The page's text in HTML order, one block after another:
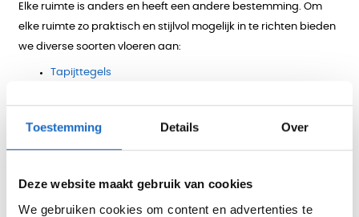
Toestemming Details Over
Deze website maakt gebruik van cookies
We gebruiken cookies om content en advertenties te
Elke ruimte is anders en heeft een andere bestemming. Om
elke ruimte zo praktisch en stijlvol mogelijk in te richten bieden
we diverse soorten vloeren aan:
Tapijttegels
Heterogeen vinyl